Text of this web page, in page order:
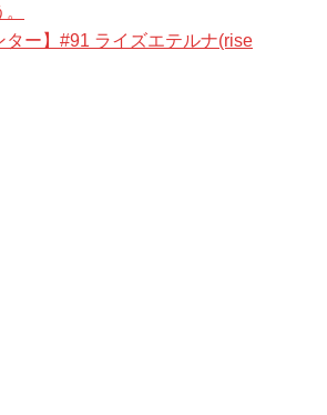
ター】#91 ライズエテルナ(rise